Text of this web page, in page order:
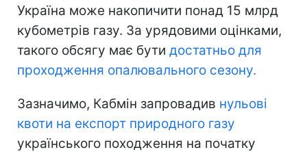
Україна може накопичити понад 15 млрд
кубометрів газу. За урядовими оцінками,
такого обсягу має бути достатньо для
проходження опалювального сезону.
Зазначимо, Кабмін запровадив нульові
квоти на експорт природного газу
українського походження на початку